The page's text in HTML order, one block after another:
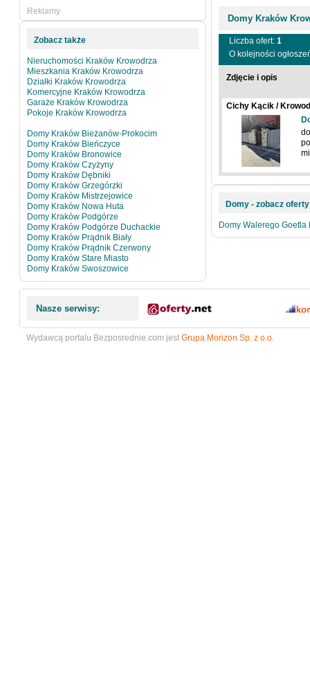
Domy Kraków
Liczba ofert: 1
O kolejności
Zdjęcie i opis
Cichy Kącik /
Goetla
Domy - zobacz
Domy Walerego
Reklamy
Zobacz także
Nieruchomości Kraków Krowodrza
Mieszkania Kraków Krowodrza
Działki Kraków Krowodrza
Komercyjne Kraków Krowodrza
Garaże Kraków Krowodrza
Pokoje Kraków Krowodrza
Domy Kraków Bieżanów-Prokocim
Domy Kraków Bieńczyce
Domy Kraków Bronowice
Domy Kraków Czyżyny
Domy Kraków Dębniki
Domy Kraków Grzegórzki
Domy Kraków Mistrzejowice
Domy Kraków Nowa Huta
Domy Kraków Podgórze
Domy Kraków Podgórze Duchackie
Domy Kraków Prądnik Biały
Domy Kraków Prądnik Czerwony
Domy Kraków Stare Miasto
Domy Kraków Swoszowice
Nasze serwisy:
Wydawcą portalu Bezposrednie.com jest Grupa Morizon Sp. z o.o.